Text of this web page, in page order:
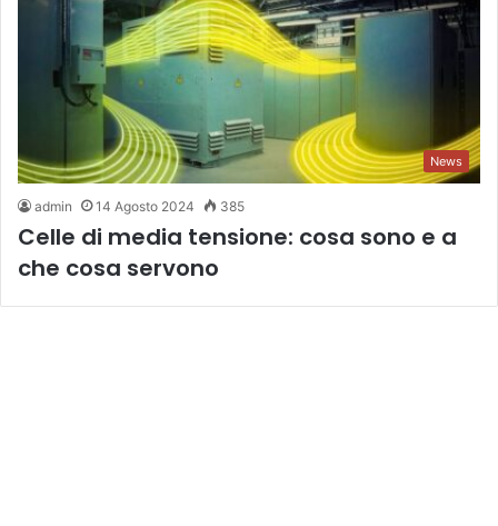
News
admin 14 Agosto 2024 385
Celle di media tensione: cosa sono e a
che cosa servono